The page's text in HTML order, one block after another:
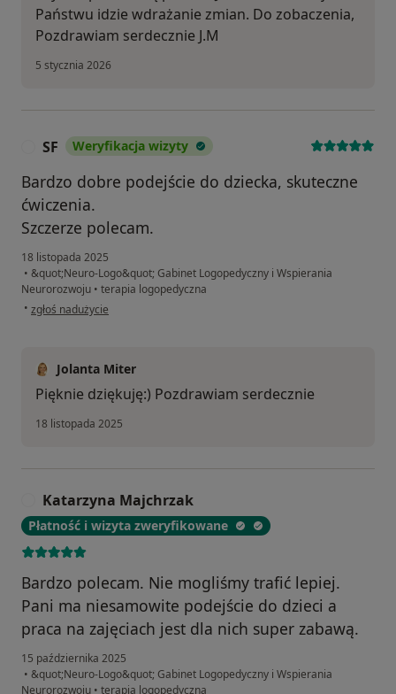
Państwu idzie wdrażanie zmian. Do zobaczenia,
Pozdrawiam serdecznie J.M
5 stycznia 2026
SF Weryfikacja wizyty
Bardzo dobre podejście do dziecka, skuteczne
ćwiczenia.
Szczerze polecam.
18 listopada 2025
• &quot;Neuro-Logo&quot; Gabinet Logopedyczny i Wspierania
Neurorozwoju • terapia logopedyczna
• w opinii użytkownika SF
zgłoś nadużycie
Jolanta Miter
Pięknie dziękuję:) Pozdrawiam serdecznie
18 listopada 2025
Katarzyna Majchrzak
Płatność i wizyta zweryfikowane
Bardzo polecam. Nie mogliśmy trafić lepiej.
Pani ma niesamowite podejście do dzieci a
praca na zajęciach jest dla nich super zabawą.
15 października 2025
• &quot;Neuro-Logo&quot; Gabinet Logopedyczny i Wspierania
Neurorozwoju • terapia logopedyczna